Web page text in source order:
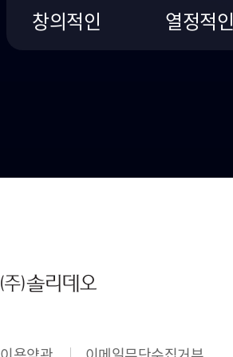
창의적인 열정적인